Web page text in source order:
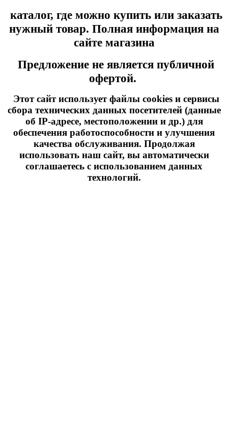
каталог, где можно купить или заказать
нужный товар. Полная информация на
сайте магазина
Предложение не является публичной
офертой.
Этот сайт использует файлы cookies и сервисы
сбора технических данных посетителей (данные
об IP-адресе, местоположении и др.) для
обеспечения работоспособности и улучшения
качества обслуживания. Продолжая
использовать наш сайт, вы автоматически
соглашаетесь с использованием данных
технологий.